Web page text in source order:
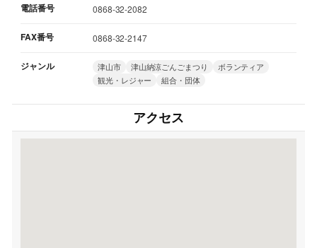
電話番号 0868-32-2082
FAX番号 0868-32-2147
ジャンル 津山市 津山納涼ごんごまつり
ボランティア
観光・レジャー
組合・団体
アクセス